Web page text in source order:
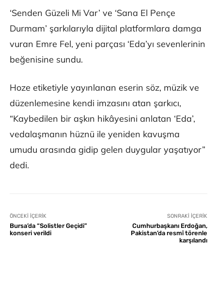
‘Senden Güzeli Mi Var’ ve ‘Sana El Pençe
Durmam’ şarkılarıyla dijital platformlara damga
vuran Emre Fel, yeni parçası ‘Eda’yı sevenlerinin
beğenisine sundu.
Hoze etiketiyle yayınlanan eserin söz, müzik ve
düzenlemesine kendi imzasını atan şarkıcı,
“Kaybedilen bir aşkın hikâyesini anlatan ‘Eda’,
vedalaşmanın hüznü ile yeniden kavuşma
umudu arasında gidip gelen duygular yaşatıyor”
dedi.
ÖNCEKI İÇERIK
Bursa’da “Solistler Geçidi”
konseri verildi
SONRAKI İÇERIK
Cumhurbaşkanı Erdoğan,
Pakistan’da resmî törenle
karşılandı